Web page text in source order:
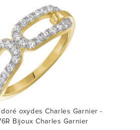
oxydes Charles Garnier -
Bijoux Charles Garnier